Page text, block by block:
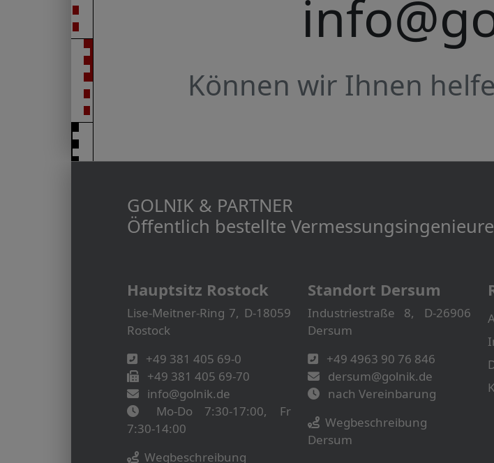
Können wir Ihnen
GOLNIK & PARTNER
Öffentlich bestellte
Hauptsitz Rostock
Lise-Meitner-Ring 7, D-18059
Rostock
+49 381 405 69-0
+49 381 405 69-70
info@golnik.de
Mo-Do 7:30-17:00, Fr
7:30-14:00
Wegbeschreibung
Standort Dersum
Industriestraße 8, D-26906
Dersum
+49 4963 90 76 846
dersum@golnik.de
nach Vereinbarung
Wegbeschreibung
Dersum